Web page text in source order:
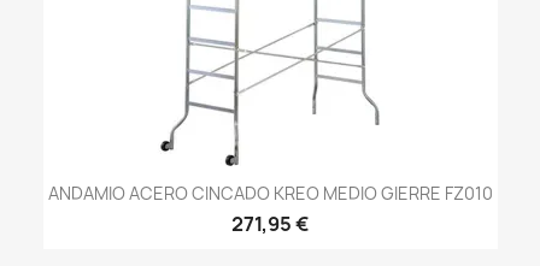
ANDAMIO ACERO CINCADO KREO MEDIO GIERRE FZ010
271,95 €